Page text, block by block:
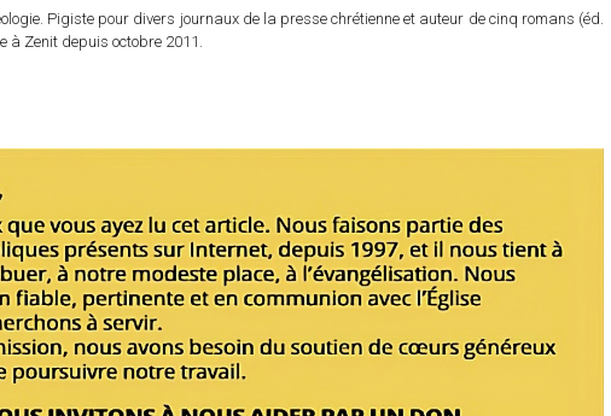
Pigiste pour divers journaux de la presse chrétienne et auteur de cinq romans (éd.
à Zenit depuis octobre 2011.